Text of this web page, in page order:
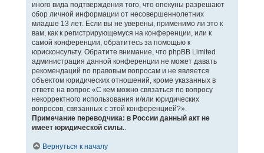
иного вида подтверждения того, что опекуны разрешают
сбор личной информации от несовершеннолетних
младше 13 лет. Если вы не уверены, применимо ли это к
вам, как к регистрирующемуся на конференции, или к
самой конференции, обратитесь за помощью к
юрисконсульту. Обратите внимание, что phpBB Limited
администрация данной конференции не может давать
рекомендаций по правовым вопросам и не является
объектом юридических отношений, кроме указанных в
ответе на вопрос «С кем можно связаться по вопросу
некорректного использования и/или юридических
вопросов, связанных с этой конференцией?».
Примечание переводчика: в России данный акт не
имеет юридической силы..
Вернуться к началу